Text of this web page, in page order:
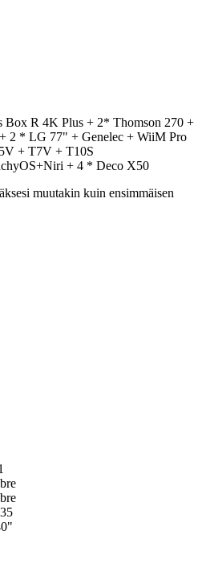
Box R 4K Plus + 2* Thomson 270 +
2 * LG 77" + Genelec + WiiM Pro
+ T7V + T10S
+ 4 * Deco X50
muutakin kuin ensimmäisen